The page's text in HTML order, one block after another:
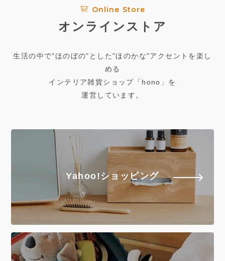
Online Store
オンラインストア
生活の中で"ほのぼの"とした"ほのかな"アクセントを楽し
める
インテリア雑貨ショップ「hono」を
運営しています。
Yahoo!ショッピング